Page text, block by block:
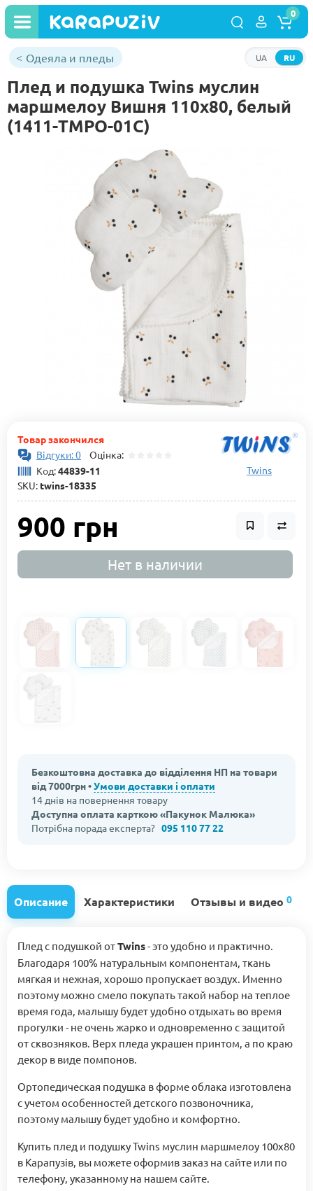
RU
UA
0
Одеяла и пледы
Плед и подушка Twins муслин
маршмелоу Вишня 110х80, белый
(1411-TMPO-01C)
Товар закончился
Відгуки: 0 Оцінка:
Код:44839-11
SKU: twins-18335
Twins
900 грн
Нет в наличии
Безкоштовна доставка до відділення НП на товари
від 7000грн •Умови доставки і оплати
14 днів на повернення товару
Доступна оплата карткою «Пакунок Малюка»
Потрібна порада експерта? 095 110 77 22
Описание Характеристики Отзывы и видео 0
Плед с подушкой отTwins- это удобно и практично.
Благодаря 100% натуральным компонентам, ткань
мягкая и нежная, хорошо пропускает воздух. Именно
поэтому можно смело покупать такой набор на теплое
время года, малышу будет удобно отдыхать во время
прогулки - не очень жарко и одновременно с защитой
от сквозняков. Верх пледа украшен принтом, а по краю
декор в виде помпонов.
Ортопедическая подушка в форме облака изготовлена ​​
с учетом особенностей детского позвоночника,
поэтому малышу будет удобно и комфортно.
Купить плед и подушку Twins муслин маршмелоу 100х80
в Карапузів, вы можете оформив заказ на сайте или по
телефону, указанному на нашем сайте.